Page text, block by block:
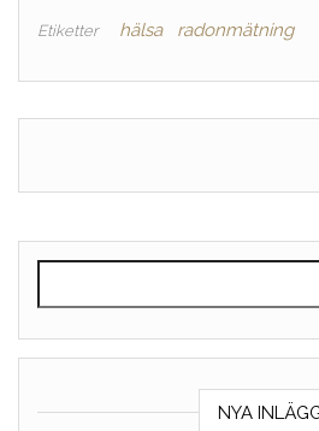
Etiketter hälsa radonmätning
NYA